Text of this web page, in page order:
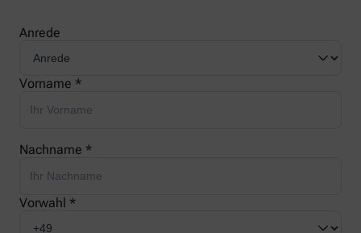
Anrede
Vorname *
Nachname *
Vorwahl *